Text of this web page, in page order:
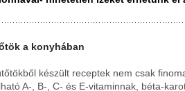
a konyhában
készült receptek nem csak
A-, B-, C- és E-vitaminnak, béta-